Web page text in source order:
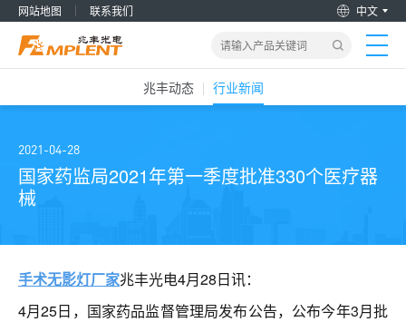
网站地图 联系我们 中文
产品&解决方案
新闻动态
关于我们
加入兆丰
兆丰动态 行业新闻
2021-04-28
国家药监局2021年第一季度批准330个医疗器
械
手术无影灯厂家兆丰光电4月28日讯：
4月25日，国家药品监督管理局发布公告，公布今年3月批